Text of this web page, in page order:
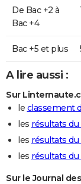
De Bac +2 à
Bac +4
Bac +5 et plus
A lire aussi :
Sur
le classement
les résultats
les résultats
les résultats
Sur le Journal